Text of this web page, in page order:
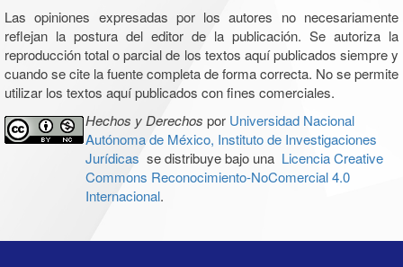
Las opiniones expresadas por los autores no necesariamente
reflejan la postura del editor de la publicación. Se autoriza la
reproducción total o parcial de los textos aquí publicados siempre y
cuando se cite la fuente completa de forma correcta. No se permite
utilizar los textos aquí publicados con fines comerciales.
Hechos y Derechos por Universidad Nacional
Autónoma de México, Instituto de Investigaciones
Jurídicas se distribuye bajo una Licencia Creative
Commons Reconocimiento-NoComercial 4.0
Internacional.